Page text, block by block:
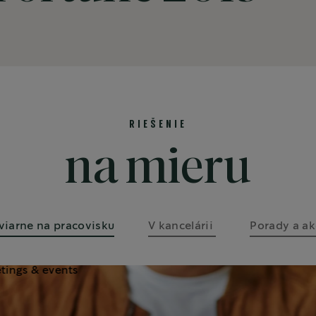
RIEŠENIE
na mieru
na pracovisku V kancelárii Porady a